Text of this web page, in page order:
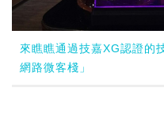
來瞧瞧通過技嘉XG認證的
網路微客棧」